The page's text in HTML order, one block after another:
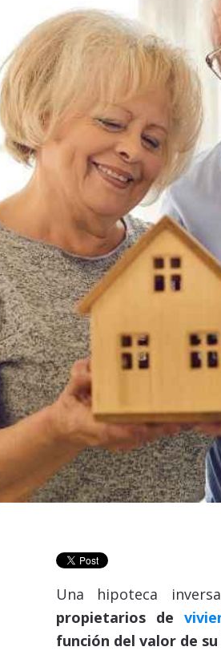
Una hipoteca
propietarios de
función del valor de